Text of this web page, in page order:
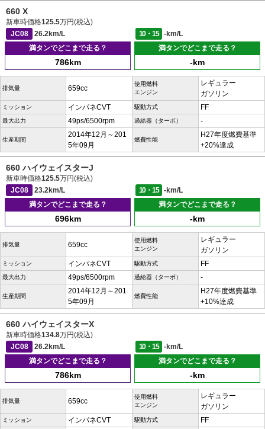
660 X
新車時価格125.5万円(税込)
JC08
26.2km/L 10・15
-km/L
満タンでどこまで走る？
786km
満タンでどこまで走る？
-km
排気量 659cc
使用燃料
エンジン
レギュラー
ガソリン
ミッション インパネCVT 駆動方式 FF
最大出力 49ps/6500rpm 過給器（ターボ） -
生産期間
2014年12月～201
5年09月
燃費性能
H27年度燃費基準
+20%達成
660 ハイウェイスターJ
新車時価格125.5万円(税込)
JC08
23.2km/L 10・15
-km/L
満タンでどこまで走る？
696km
満タンでどこまで走る？
-km
排気量 659cc
使用燃料
エンジン
レギュラー
ガソリン
ミッション インパネCVT 駆動方式 FF
最大出力 49ps/6500rpm 過給器（ターボ） -
生産期間
2014年12月～201
5年09月
燃費性能
H27年度燃費基準
+10%達成
660 ハイウェイスターX
新車時価格134.8万円(税込)
JC08
26.2km/L 10・15
-km/L
満タンでどこまで走る？
786km
満タンでどこまで走る？
-km
排気量 659cc
使用燃料
エンジン
レギュラー
ガソリン
ミッション インパネCVT 駆動方式 FF